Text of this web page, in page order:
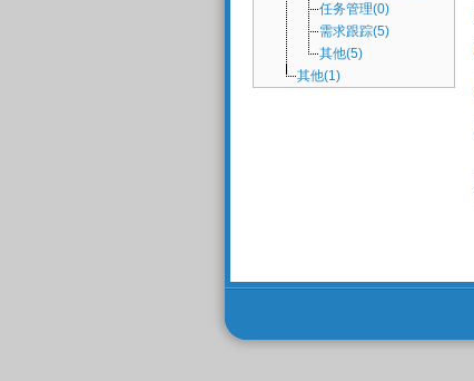
任务管理(0)
需求跟踪(5)
其他(5)
其他(1)